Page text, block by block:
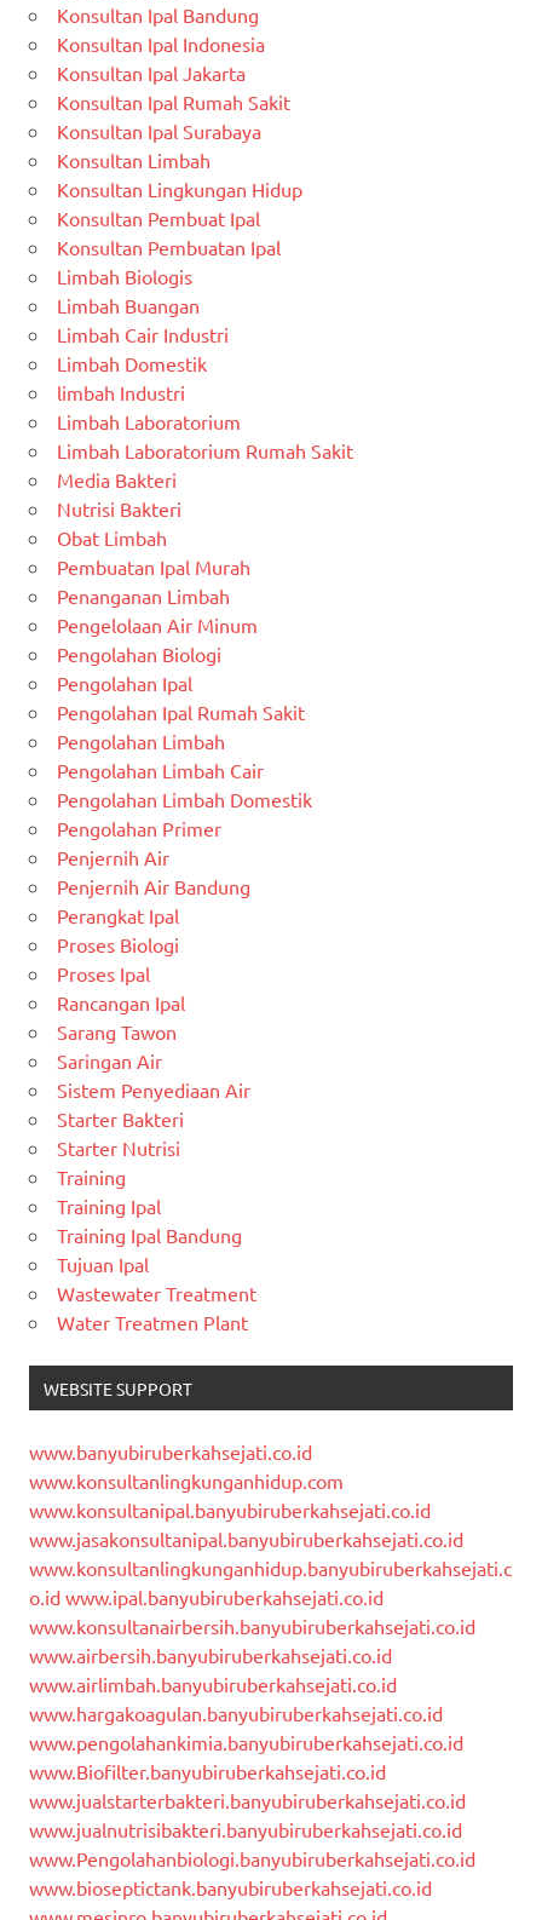
Konsultan Ipal Bandung
Konsultan Ipal Indonesia
Konsultan Ipal Jakarta
Konsultan Ipal Rumah Sakit
Konsultan Ipal Surabaya
Konsultan Limbah
Konsultan Lingkungan Hidup
Konsultan Pembuat Ipal
Konsultan Pembuatan Ipal
Limbah Biologis
Limbah Buangan
Limbah Cair Industri
Limbah Domestik
limbah Industri
Limbah Laboratorium
Limbah Laboratorium Rumah Sakit
Media Bakteri
Nutrisi Bakteri
Obat Limbah
Pembuatan Ipal Murah
Penanganan Limbah
Pengelolaan Air Minum
Pengolahan Biologi
Pengolahan Ipal
Pengolahan Ipal Rumah Sakit
Pengolahan Limbah
Pengolahan Limbah Cair
Pengolahan Limbah Domestik
Pengolahan Primer
Penjernih Air
Penjernih Air Bandung
Perangkat Ipal
Proses Biologi
Proses Ipal
Rancangan Ipal
Sarang Tawon
Saringan Air
Sistem Penyediaan Air
Starter Bakteri
Starter Nutrisi
Training
Training Ipal
Training Ipal Bandung
Tujuan Ipal
Wastewater Treatment
Water Treatmen Plant
WEBSITE SUPPORT
www.banyubiruberkahsejati.co.id
www.konsultanlingkunganhidup.com
www.konsultanipal.banyubiruberkahsejati.co.id
www.jasakonsultanipal.banyubiruberkahsejati.co.id
www.konsultanlingkunganhidup.banyubiruberkahsejati.c
o.id www.ipal.banyubiruberkahsejati.co.id
www.konsultanairbersih.banyubiruberkahsejati.co.id
www.airbersih.banyubiruberkahsejati.co.id
www.airlimbah.banyubiruberkahsejati.co.id
www.hargakoagulan.banyubiruberkahsejati.co.id
www.pengolahankimia.banyubiruberkahsejati.co.id
www.Biofilter.banyubiruberkahsejati.co.id
www.jualstarterbakteri.banyubiruberkahsejati.co.id
www.jualnutrisibakteri.banyubiruberkahsejati.co.id
www.Pengolahanbiologi.banyubiruberkahsejati.co.id
www.bioseptictank.banyubiruberkahsejati.co.id